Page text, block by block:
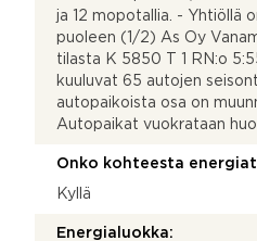
ja 12 mopotallia. - Yhtiöllä
puoleen (1/2) As Oy
tilasta K 5850 T 1 RN:o
kuuluvat 65 autojen
autopaikoista osa on
Autopaikat vuokrataan
Onko kohteesta
Kyllä
Energialuokka: